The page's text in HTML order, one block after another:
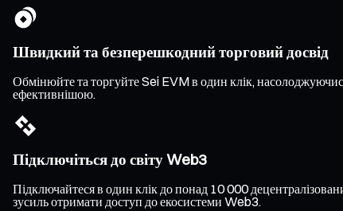
Швидкий та безперешкодний торговий досвід
Обмінюйте та торгуйте Sei EVM в один клік,
ефективнішою.
Підключіться до світу Web3
Підключайтеся в один клік до понад 10 000
зусиль отримати доступ до екосистеми Web3.